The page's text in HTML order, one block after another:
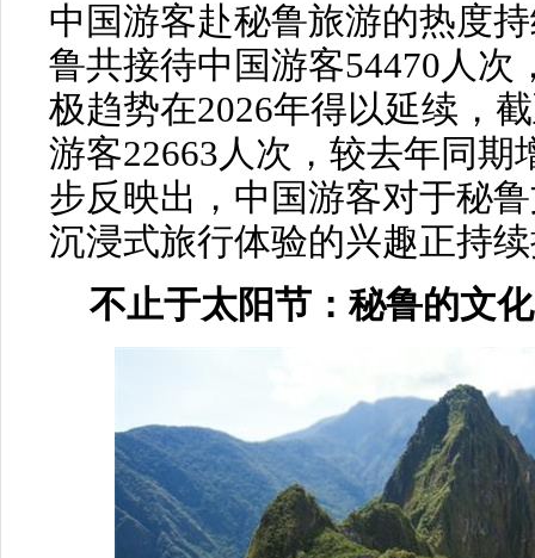
中国游客赴秘鲁旅游的热度
鲁共接待中国游客54470人次
极趋势在2026年得以延续，
游客22663人次，较去年同期
步反映出，中国游客对于秘
沉浸式旅行体验的兴趣正持
不止于太阳节：秘鲁的文